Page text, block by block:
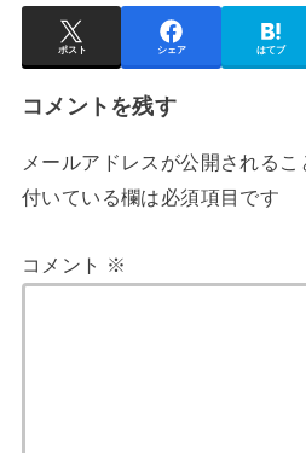
ポスト シェア はてブ
コメントを残す
メールアドレスが公開されるこ
付いている欄は必須項目です
コメント ※